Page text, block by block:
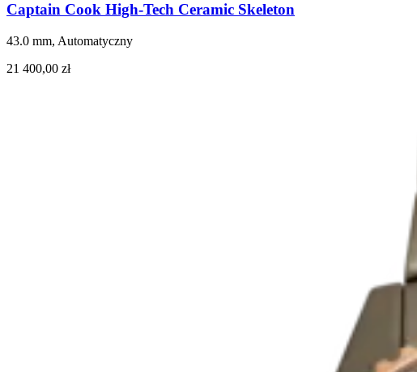
Captain Cook High-Tech Ceramic Skeleton
43.0 mm, Automatyczny
21 400,00 zł